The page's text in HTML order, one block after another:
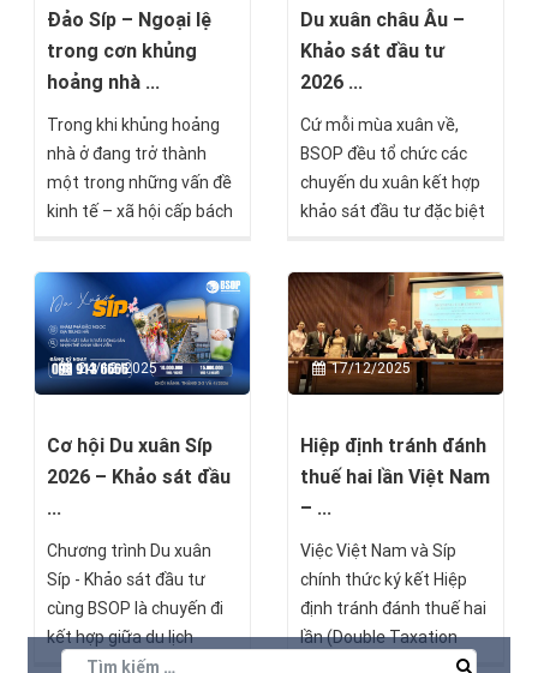
toàn cầu chỉ riêng trong
năm 2024.
quyết lượng lớn hồ sơ
đang tồn đọng.
Đảo Síp – Ngoại lệ
trong cơn khủng
hoảng nhà ...
Trong khi khủng hoảng
nhà ở đang trở thành
một trong những vấn đề
kinh tế – xã hội cấp bách
nổi lên như một trường
hợp đặc biệt. Dữ liệu mới
từ báo cáo Housing in
Europe 2025 của
Eurostat cho thấy quốc
đang đi ngược xu hướng
chung: nhà ở rộng rãi, chi
đầu tư vào xây dựng cao
hàng đầu Liên minh châu
Âu (EU).
Du xuân châu Âu –
Khảo sát đầu tư
2026 ...
Cứ mỗi mùa xuân về,
BSOP đều tổ chức các
chuyến du xuân kết hợp
khảo sát đầu tư đặc biệt
đến cho nhà đầu tư Việt
Nam những trải nghiệm
độc đáo và cơ hội thâm
nhập thị trường quốc tế.
Đây không chỉ là dịp để
đến nổi bật, mà còn là cơ
hội để nhà đầu tư tìm
rộng mạng lưới quan hệ
và nhận được sự tư vấn
chuyên sâu từ các
chuyên gia.
24/12/2025
Cơ hội Du xuân Síp
2026 – Khảo sát đầu
...
Chương trình Du xuân
Síp - Khảo sát đầu tư
cùng BSOP là chuyến đi
kết hợp giữa du lịch
khám phá và tìm kiếm cơ
17/12/2025
Hiệp định tránh đánh
thuế hai lần Việt Nam
– ...
Việc Việt Nam và Síp
chính thức ký kết Hiệp
định tránh đánh thuế hai
lần (Double Taxation
Avoidance Agreement –